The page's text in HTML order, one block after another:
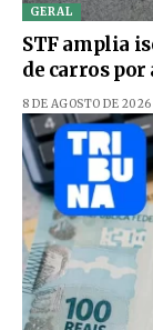
GERAL
STF amplia
de carros por
8 DE AGOSTO DE 2026